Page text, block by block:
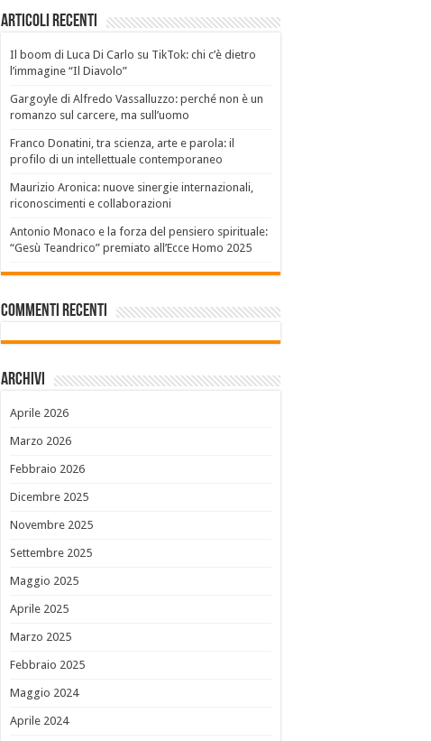
Articoli recenti
Il boom di Luca Di Carlo su TikTok: chi c’è dietro
l’immagine “Il Diavolo”
Gargoyle di Alfredo Vassalluzzo: perché non è un
romanzo sul carcere, ma sull’uomo
Franco Donatini, tra scienza, arte e parola: il
profilo di un intellettuale contemporaneo
Maurizio Aronica: nuove sinergie internazionali,
riconoscimenti e collaborazioni
Antonio Monaco e la forza del pensiero spirituale:
“Gesù Teandrico” premiato all’Ecce Homo 2025
Commenti recenti
Archivi
Aprile 2026
Marzo 2026
Febbraio 2026
Dicembre 2025
Novembre 2025
Settembre 2025
Maggio 2025
Aprile 2025
Marzo 2025
Febbraio 2025
Maggio 2024
Aprile 2024